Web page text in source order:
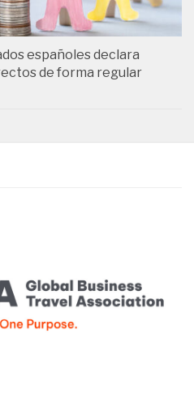
españoles declara
de forma regular